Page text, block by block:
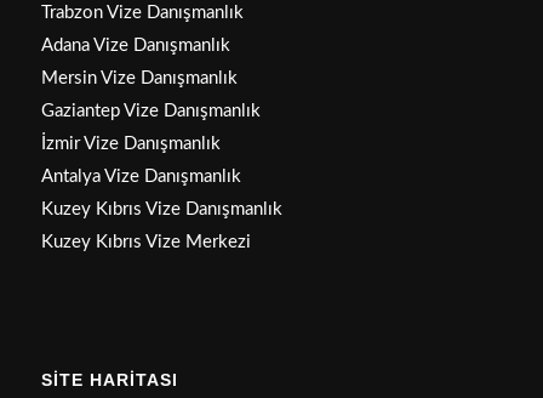
Trabzon Vize Danışmanlık
Adana Vize Danışmanlık
Mersin Vize Danışmanlık
Gaziantep Vize Danışmanlık
İzmir Vize Danışmanlık
Antalya Vize Danışmanlık
Kuzey Kıbrıs Vize Danışmanlık
Kuzey Kıbrıs Vize Merkezi
SİTE HARİTASI